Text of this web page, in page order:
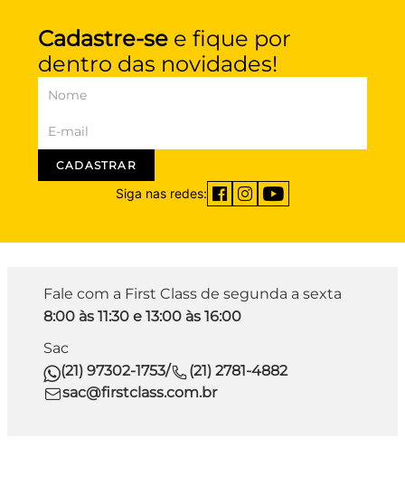
Cadastre-se e fique por
dentro das novidades!
CADASTRAR
Siga nas redes:
Fale com a First Class de segunda a sexta
8:00 às 11:30 e 13:00 às 16:00
Sac
(21) 97302-1753/
(21) 2781-4882
sac@firstclass.com.br